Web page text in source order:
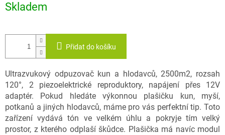
cena:
Skladem
Přidat do košíku
Ultrazvukový odpuzovač kun a hlodavců, 2500m2, rozsah
120°, 2 piezoelektrické reproduktory, napájení přes 12V
adaptér. Pokud hledáte výkonnou plašičku kun, myší,
potkanů a jiných hlodavců, máme pro vás perfektní tip. Toto
zařízení vydává tón ve velkém úhlu a pokryje tím velký
prostor, z kterého odplaší škůdce. Plašička má navíc modul